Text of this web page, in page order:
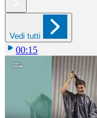
Vedi tutti
00:15